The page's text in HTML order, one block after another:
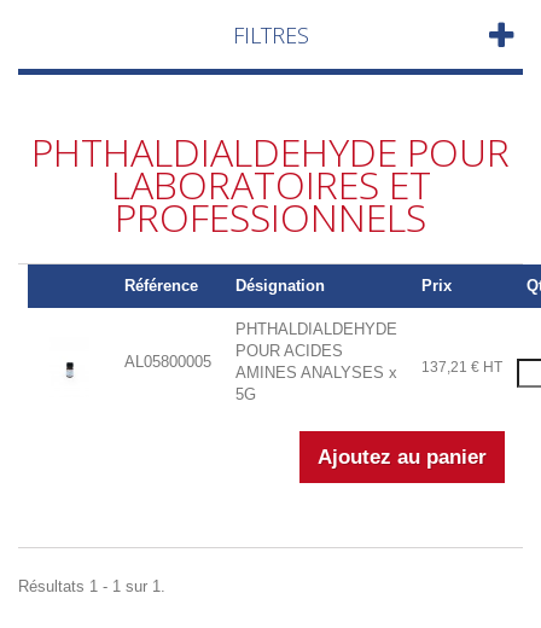
FILTRES
PHTHALDIALDEHYDE POUR
LABORATOIRES ET
PROFESSIONNELS
Référence Désignation Prix
AL05800005
PHTHALDIALDEHYDE
POUR ACIDES
AMINES ANALYSES x
5G
137,21 € HT
Résultats 1 - 1 sur 1.